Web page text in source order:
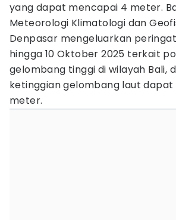
yang dapat mencapai 4 meter.
Meteorologi Klimatologi dan
Denpasar mengeluarkan
hingga 10 Oktober 2025 terkait
gelombang tinggi di wilayah Bali,
ketinggian gelombang laut
meter.